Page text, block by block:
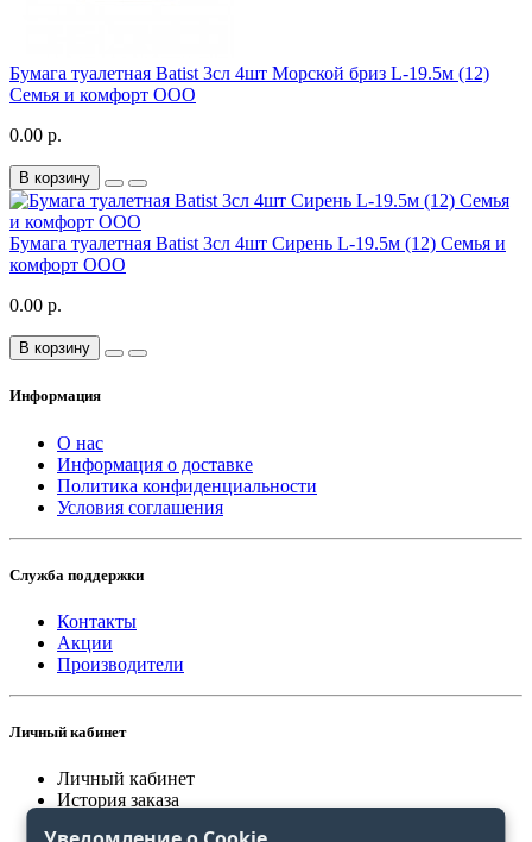
Бумага туалетная Batist 3сл 4шт Морской бриз L-19.5м (12)
Семья и комфорт ООО
0.00 р.
В корзину
Бумага туалетная Batist 3сл 4шт Сирень L-19.5м (12) Семья и
комфорт ООО
0.00 р.
В корзину
Информация
О нас
Информация о доставке
Политика конфиденциальности
Условия соглашения
Служба поддержки
Контакты
Акции
Производители
Личный кабинет
Личный кабинет
История заказа